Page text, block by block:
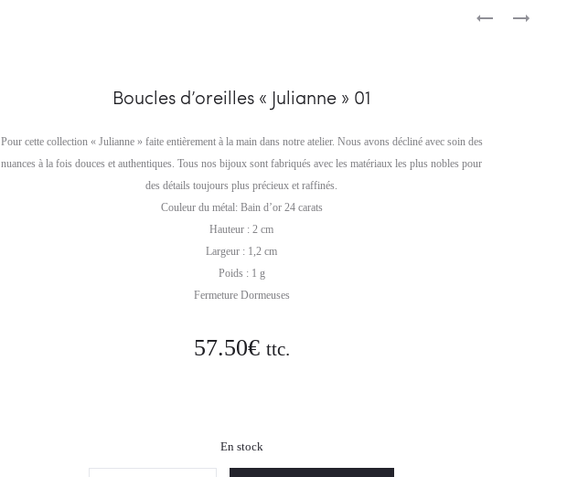
BOUCLES
BOUCLES
Boucles d’oreilles « Julianne » 01
Pour cette collection « Julianne » faite entièrement à la main dans notre atelier. Nous avons décliné avec soin des
nuances à la fois douces et authentiques. Tous nos bijoux sont fabriqués avec les matériaux les plus nobles pour
des détails toujours plus précieux et raffinés.
Couleur du métal: Bain d’or 24 carats
Hauteur : 2 cm
Largeur : 1,2 cm
Poids : 1 g
Fermeture Dormeuses
57.50€ ttc.
En stock